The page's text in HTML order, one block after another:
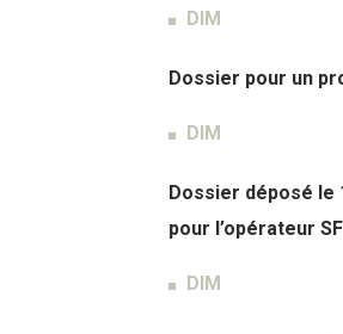
DIM
Dossier pour un
DIM
Dossier déposé le
pour l’opérateur
DIM